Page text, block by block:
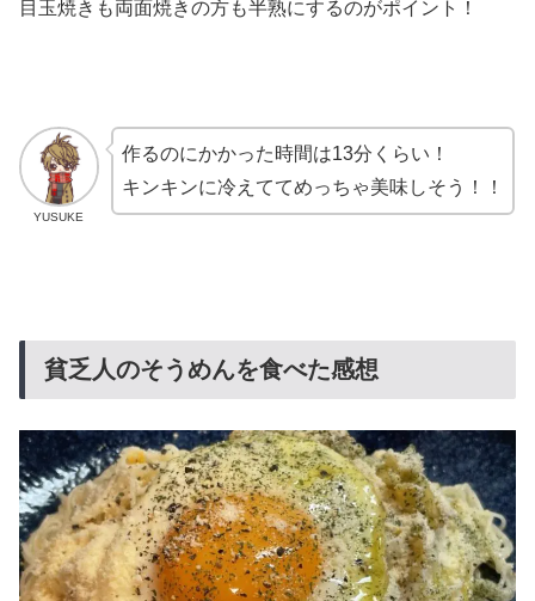
目玉焼きも両面焼きの方も半熟にするのがポイント！
YUSUKE
作るのにかかった時間は13分くらい！
キンキンに冷えててめっちゃ美味しそう！！
貧乏人のそうめんを食べた感想